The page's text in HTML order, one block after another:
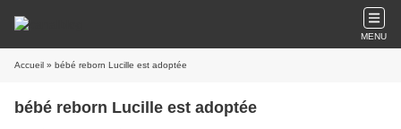
MENU
Accueil » bébé reborn Lucille est adoptée
bébé reborn Lucille est adoptée